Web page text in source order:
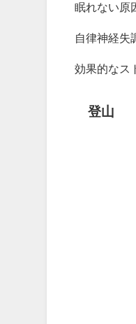
眠れない原
自律神経失
効果的なス
登山